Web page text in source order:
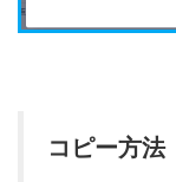
コピー方法